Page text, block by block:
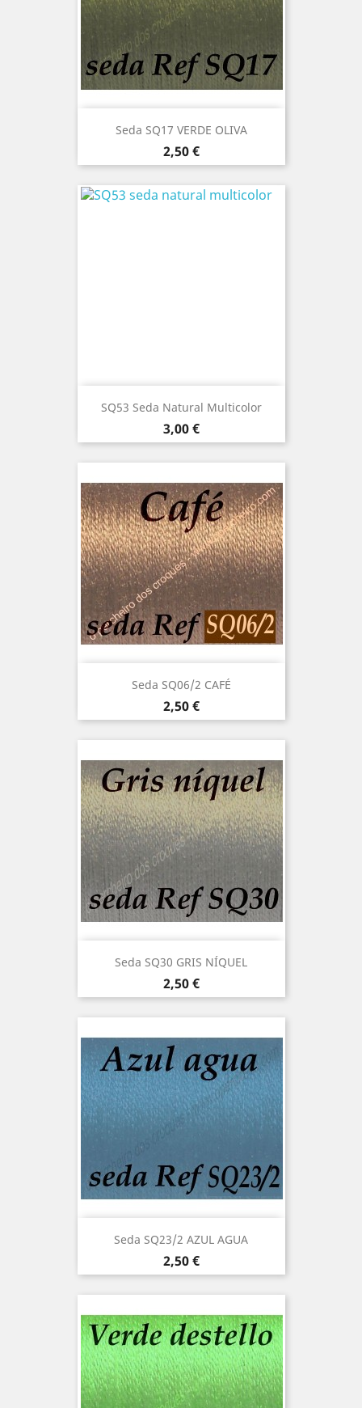
Seda SQ17 VERDE OLIVA
Precio
2,50 €
SQ53 Seda Natural Multicolor
Precio
3,00 €
Seda SQ06/2 CAFÉ
Precio
2,50 €
Seda SQ30 GRIS NÍQUEL
Precio
2,50 €
Seda SQ23/2 AZUL AGUA
Precio
2,50 €